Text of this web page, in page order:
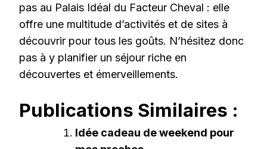
pas au Palais Idéal du Facteur Cheval : elle
offre une multitude d’activités et de sites à
découvrir pour tous les goûts. N’hésitez donc
pas à y planifier un séjour riche en
découvertes et émerveillements.
Publications Similaires :
Idée cadeau de weekend pour